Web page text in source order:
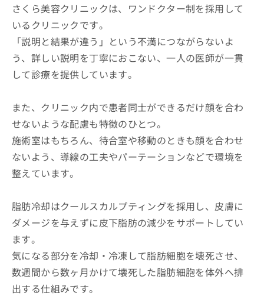
さくら美容クリニックは、ワンドクター制を採用して
いるクリニックです。
「説明と結果が違う」という不満につながらないよ
う、詳しい説明を丁寧におこない、一人の医師が一貫
して診療を提供しています。
また、クリニック内で患者同士ができるだけ顔を合わ
せないような配慮も特徴のひとつ。
施術室はもちろん、待合室や移動のときも顔を合わせ
ないよう、導線の工夫やパーテーションなどで環境を
整えています。
脂肪冷却はクールスカルプティングを採用し、皮膚に
ダメージを与えずに皮下脂肪の減少をサポートしてい
ます。
気になる部分を冷却・冷凍して脂肪細胞を壊死させ、
数週間から数ヶ月かけて壊死した脂肪細胞を体外へ排
出する仕組みです。